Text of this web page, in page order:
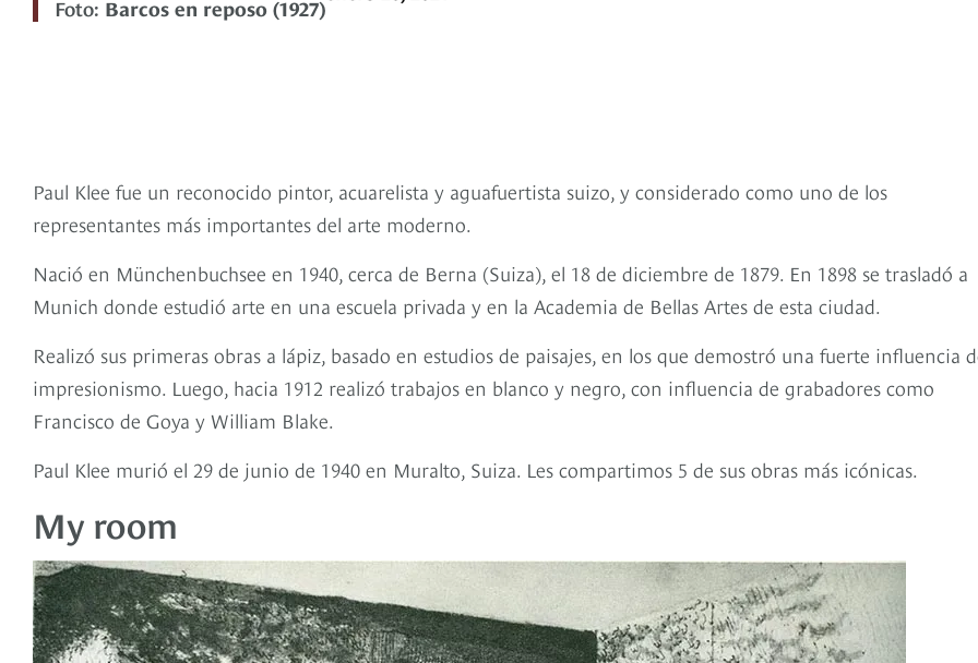
Foto: Barcos en reposo (1927)
Paul Klee fue un reconocido pintor, acuarelista y aguafuertista suizo, y considerado como uno de los
representantes más importantes del arte moderno.
Nació en Münchenbuchsee en 1940, cerca de Berna (Suiza), el 18 de diciembre de 1879. En 1898 se trasladó a
Munich donde estudió arte en una escuela privada y en la Academia de Bellas Artes de esta ciudad.
Realizó sus primeras obras a lápiz, basado en estudios de paisajes, en los que demostró una fuerte influencia
impresionismo. Luego, hacia 1912 realizó trabajos en blanco y negro, con influencia de grabadores como
Francisco de Goya y William Blake.
Paul Klee murió el 29 de junio de 1940 en Muralto, Suiza. Les compartimos 5 de sus obras más icónicas.
My room